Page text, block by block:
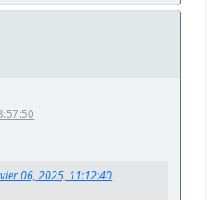
06, 2025, 11:12:40